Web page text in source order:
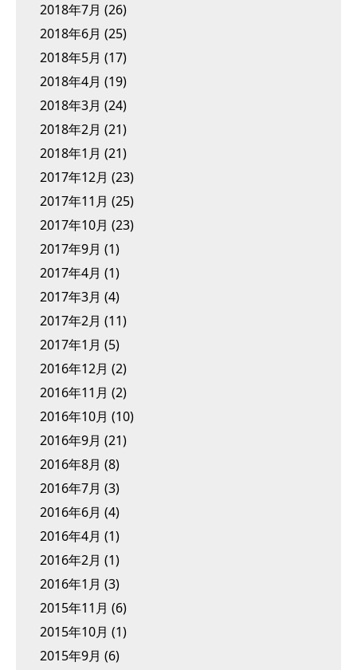
2018年7月 (26)
2018年6月 (25)
2018年5月 (17)
2018年4月 (19)
2018年3月 (24)
2018年2月 (21)
2018年1月 (21)
2017年12月 (23)
2017年11月 (25)
2017年10月 (23)
2017年9月 (1)
2017年4月 (1)
2017年3月 (4)
2017年2月 (11)
2017年1月 (5)
2016年12月 (2)
2016年11月 (2)
2016年10月 (10)
2016年9月 (21)
2016年8月 (8)
2016年7月 (3)
2016年6月 (4)
2016年4月 (1)
2016年2月 (1)
2016年1月 (3)
2015年11月 (6)
2015年10月 (1)
2015年9月 (6)